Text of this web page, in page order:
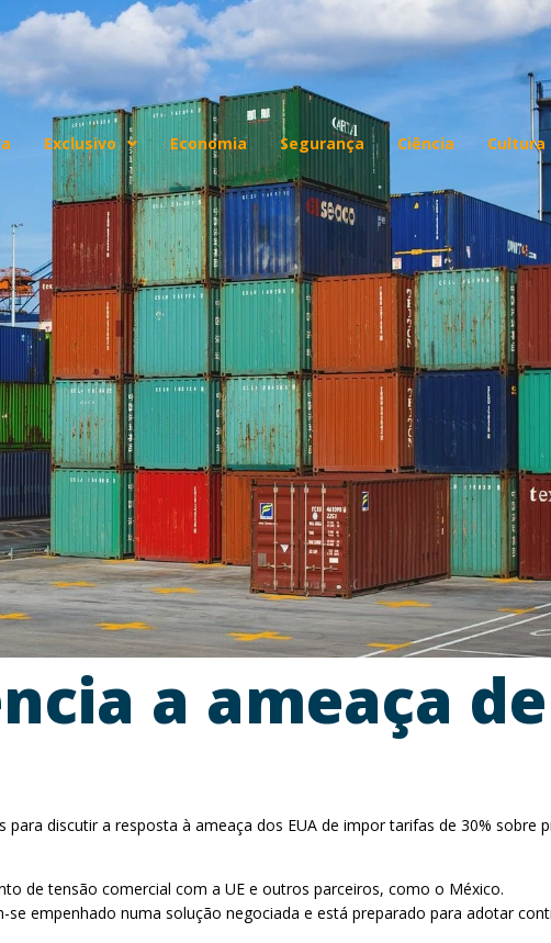
Exclusivo Economia Segurança Ciência Cultura
a ameaça
discutir a resposta à ameaça dos EUA de impor tarifas de 30% sobre
de tensão comercial com a UE e outros parceiros, como o México.
empenhado numa solução negociada e está preparado para adotar